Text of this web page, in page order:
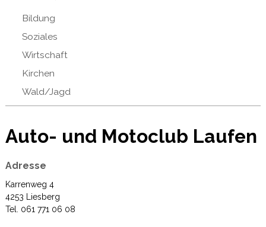
Bildung
Soziales
Wirtschaft
Kirchen
Wald/Jagd
Auto- und Motoclub Laufen
Adresse
Karrenweg 4
4253 Liesberg
Tel. 061 771 06 08